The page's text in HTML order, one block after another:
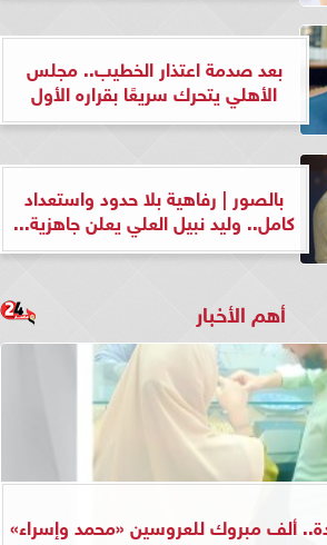
بعد صدمة اعتذار الخطيب.. مجلس
الأهلي يتحرك سريعًا بقراره الأول
بالصور | رفاهية بلا حدود واستعداد
كامل.. وليد نبيل العلي يعلن جاهزية...
أهم الأخبار
ألف مبروك للعروسين «محمد وإسراء»